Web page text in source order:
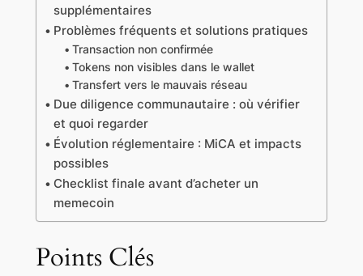
supplémentaires
Problèmes fréquents et solutions pratiques
Transaction non confirmée
Tokens non visibles dans le wallet
Transfert vers le mauvais réseau
Due diligence communautaire : où vérifier
et quoi regarder
Évolution réglementaire : MiCA et impacts
possibles
Checklist finale avant d’acheter un
memecoin
Points Clés